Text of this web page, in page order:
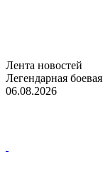
Лента новостей
Легендарная
06.08.2026